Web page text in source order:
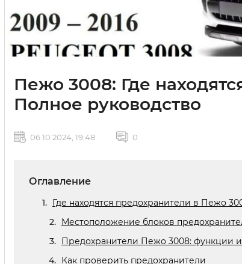
Пежо 3008: Где
Полное руководство
06 10 2024, 19:48 0
Оглавление
Где находятся предохранители в Пежо
Местоположение блоков
Предохранители Пежо 3008: функции
Как проверить предохранители